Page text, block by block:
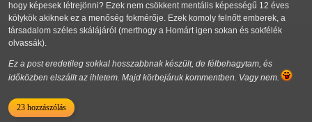
hogy képesek létrejönni? Ezek nem csökkent mentális képességű 12 éves
kölykök akiknek ez a menőség fokmérője. Ezek komoly felnőtt emberek, a
társadalom széles skálájáról (merthogy a Homárt igen sokan és sokfélék
olvassák).
Ez a post eredetileg sokkal hosszabbnak készült, de félbehagytam, és
időközben elszállt az ihletem. Majd körbejáruk kommentben. Vagy nem.
23 hozzászólás